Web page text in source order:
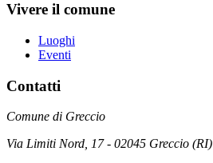
Vivere il comune
Luoghi
Eventi
Contatti
Comune di Greccio
Via Limiti Nord, 17 - 02045 Greccio (RI)